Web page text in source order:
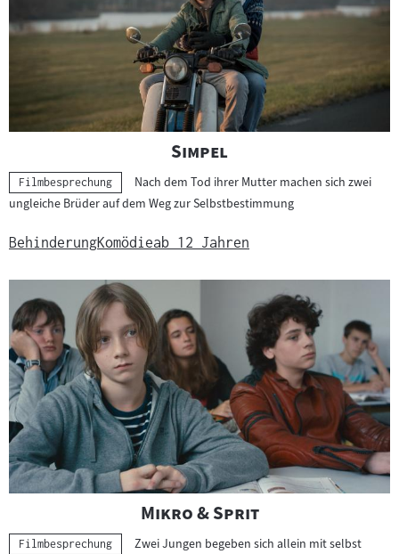
r
e
b
s
e
"
Simpel
Kategorie:
Filmbesprechung
Nach dem Tod ihrer Mutter machen sich zwei
ungleiche Brüder auf dem Weg zur Selbstbestimmung
BehinderungKomödieab 12 Jahren
"
Mikro & Sprit"
Kategorie:
Filmbesprechung
Zwei Jungen begeben sich allein mit selbst